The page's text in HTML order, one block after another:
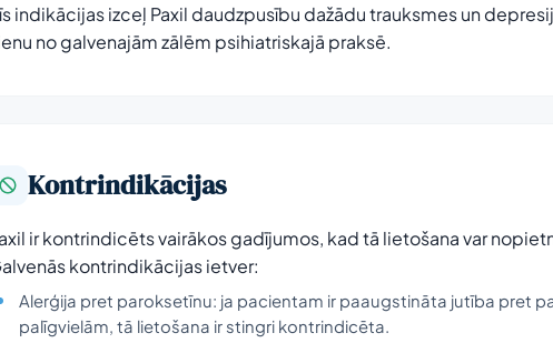
indikācijas izceļ Paxil daudzpusību dažādu trauksmes un
no galvenajām zālēm psihiatriskajā praksē.
Kontrindikācijas
ir kontrindicēts vairākos gadījumos, kad tā lietošana var
kontrindikācijas ietver:
Alerģija pret paroksetīnu: ja pacientam ir paaugstināta jutība pret
palīgvielām, tā lietošana ir stingri kontrindicēta.